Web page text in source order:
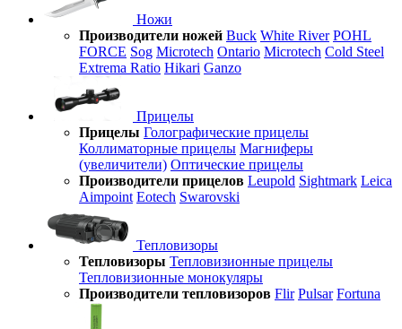
Ножи
Производители ножей Buck White River POHL
FORCE Sog Microtech Ontario Microtech Cold Steel
Extrema Ratio Hikari Ganzo
Прицелы
Прицелы Голографические прицелы
Коллиматорные прицелы Магниферы
(увеличители) Оптические прицелы
Производители прицелов Leupold Sightmark Leica
Aimpoint Eotech Swarovski
Тепловизоры
Тепловизоры Тепловизионные прицелы
Тепловизионные монокуляры
Производители тепловизоров Flir Pulsar Fortuna